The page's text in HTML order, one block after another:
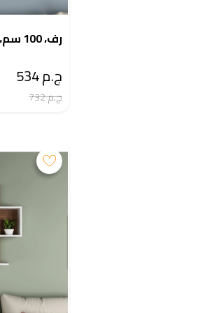
رف، 100 سم، بني - FR293
ج.م 534
ج.م 732